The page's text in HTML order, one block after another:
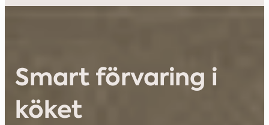
Smart förvaring i
köket